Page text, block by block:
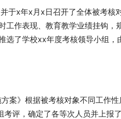
于x年x月x日召开了全体被考核
工作表现、教育教学业绩挂钩，
选了学校xx年度考核领导小组，
案》根据被考核对象不同工作性
评，确定了各等次人员并上报